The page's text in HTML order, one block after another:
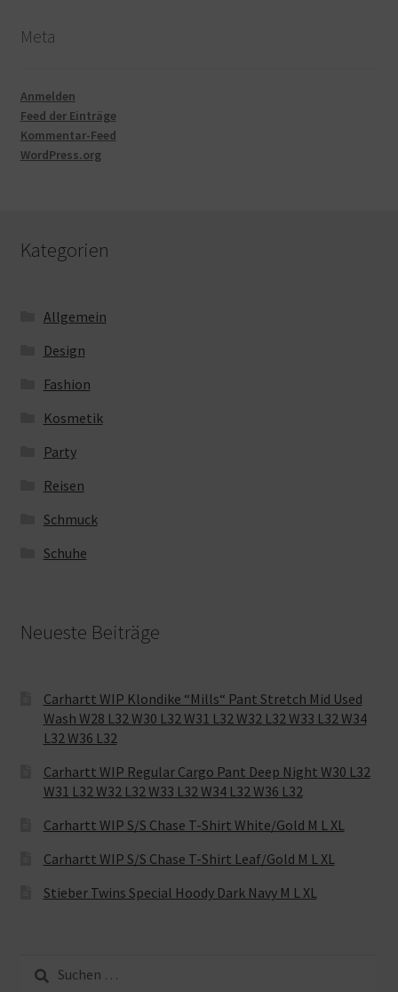
Meta
Anmelden
Feed der Einträge
Kommentar-Feed
WordPress.org
Kategorien
Allgemein
Design
Fashion
Kosmetik
Party
Reisen
Schmuck
Schuhe
Neueste Beiträge
Carhartt WIP Klondike “Mills“ Pant Stretch Mid Used
Wash W28 L32 W30 L32 W31 L32 W32 L32 W33 L32 W34
L32 W36 L32
Carhartt WIP Regular Cargo Pant Deep Night W30 L32
W31 L32 W32 L32 W33 L32 W34 L32 W36 L32
Carhartt WIP S/S Chase T-Shirt White/Gold M L XL
Carhartt WIP S/S Chase T-Shirt Leaf/Gold M L XL
Stieber Twins Special Hoody Dark Navy M L XL
Suche
nach: